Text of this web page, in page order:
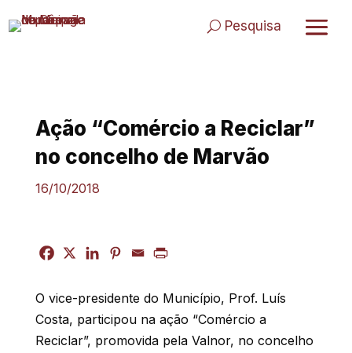
to
Pesquisa
Ação “Comércio a Reciclar”
no concelho de Marvão
16/10/2018
O vice-presidente do Município, Prof. Luís
Costa, participou na ação “Comércio a
Reciclar”, promovida pela Valnor, no concelho